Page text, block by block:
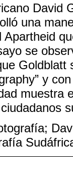
David
una
Apartheid
se
y
muestra